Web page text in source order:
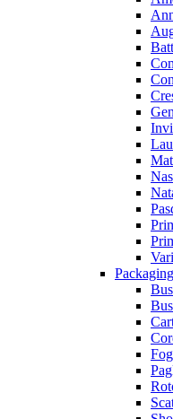
Packaging